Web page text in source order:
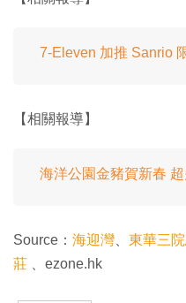
7-Eleven 加推 Sanrio
【相關報導】
海洋公園金豬賀新春
Source： 海迎灣 東華三
莊
、ezone.hk